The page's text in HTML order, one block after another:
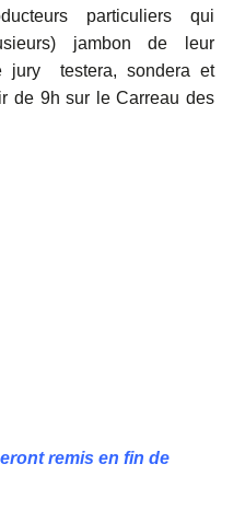
particuliers qui
jambon de leur
jury testera, sondera et
de 9h sur le Carreau des
remis en fin de